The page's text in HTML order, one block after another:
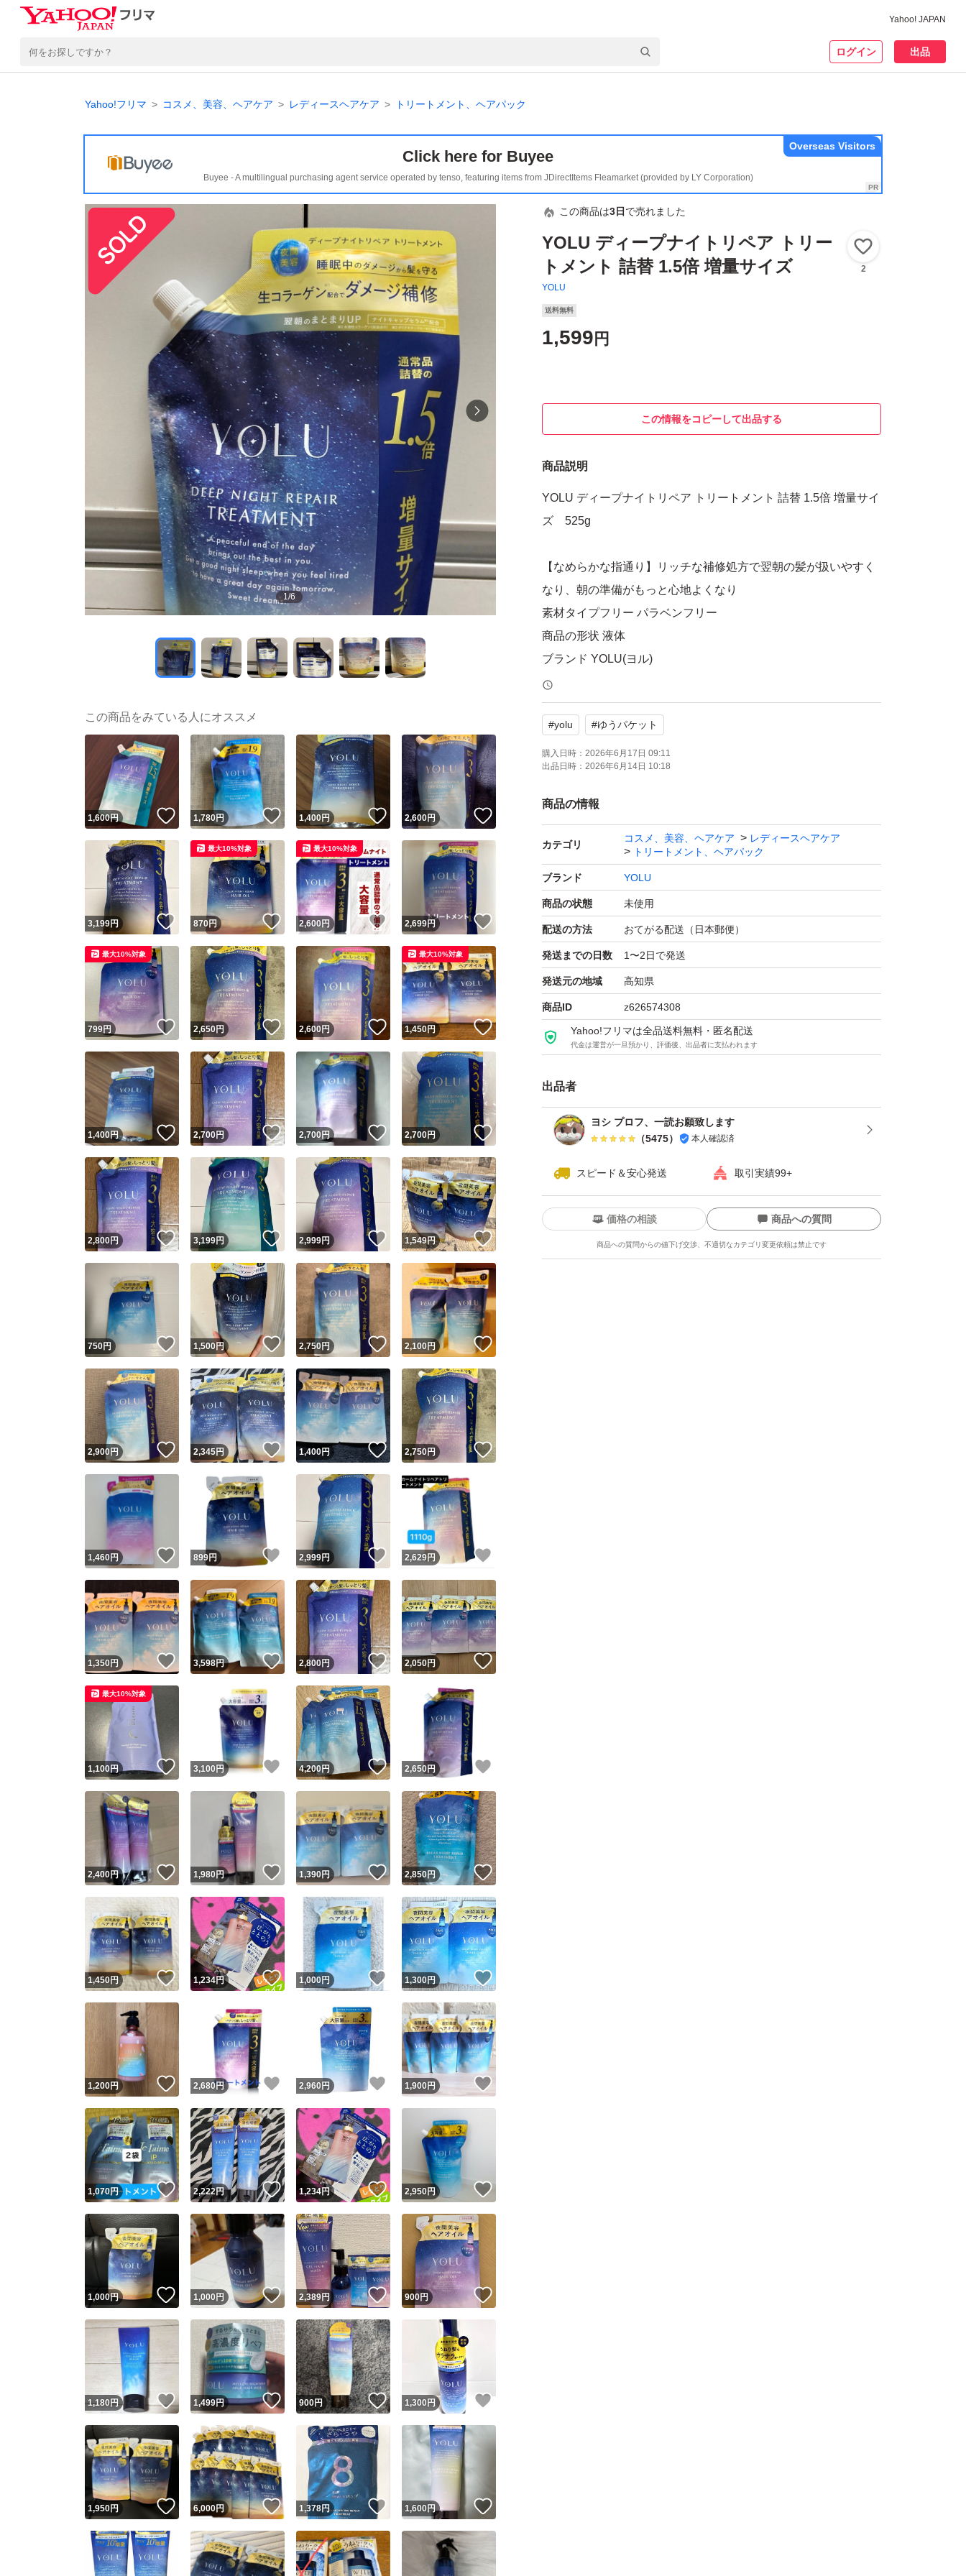
Yahoo! JAPAN
ログイン 出品
Yahoo!フリマ コスメ、美容、ヘアケア レディースヘアケア トリートメント、ヘアパック
Click here for Buyee
Buyee - A multilingual purchasing agent service operated by tenso, featuring items from JDirectItems Fleamarket (provided by LY Corporation)
Overseas Visitors
1/6
この商品は3日 で売れました
YOLU ディープナイトリペア トリー
トメント 詰替 1.5倍 増量サイズ
YOLU
2
送料無料
1,599 円
この情報をコピーして出品する
商品説明
YOLU ディープナイトリペア トリートメント 詰替 1.5倍 増量サイ
ズ 525g
【なめらかな指通り】リッチな補修処方で翌朝の髪が扱いやすく
なり、朝の準備がもっと心地よくなり
素材タイプフリー パラベンフリー
商品の形状 液体
ブランド YOLU(ヨル)
ヘアタイプ ダメージ
香り ディープナイトリペア
【成分】濃厚な毛髪集中補修。高保湿な生コラーゲンが髪の外側
をコーティングします。さらにCMC類似補修成分が蓄積したダメ
ージへ浸透し、髪の内側から毛先まで丁寧にケアします。
【処方】摩擦を防ぐナイトケア。ナイトキャップセラムが髪表面
により、寝ている間を深く濃密な美容タイムへと変えていきま
す。
【特徴】地肌の乾燥を集中ケア。夜間美容エキスであるクロノシ
ャルディとチャボトケイソウエキスを配合しました。ベルガモッ
トとムスクの香りが、安らぎたい夜のセルフケアを心地よく彩り
ます。
【対象】ひどく傷んだ髪のケア。カラーやブリーチを繰り返して
ダメージが蓄積した方に最適です。夜の間にしっかりと浄化し、
翌朝には扱いやすく、なめらかな指通りの髪を実感いただけま
送料無料 匿名配送
簡易梱包 ゆうパケット
必読！！
簡易梱包になります。
新品未開封ですが、店頭商品のためパッケージのスレ、小傷等あ
#yolu #ゆうパケット
購入日時： 2026年6月17日 09:11
出品日時： 2026年6月14日 10:18
商品の情報
カテゴリ
コスメ、美容、ヘアケア
レディースヘアケア
トリートメント、ヘアパック
ブランド YOLU
商品の状態 未使用
配送の方法 おてがる配送（日本郵便）
発送までの日数 1〜2日で発送
発送元の地域 高知県
商品ID z626574308
Yahoo!フリマは全品送料無料・匿名配送
代金は運営が一旦預かり、評価後、出品者に支払われます
出品者
ヨシ プロフ、一読お願致します
（5475） 本人確認済
スピード＆安心発送 取引実績99+
ユーザーの実績について
Yahoo!フリマが定めた一定の基準を満たしたユーザーにバッジを付与しています
安心取引出品者
安心取引出品者 Yahoo!フリマの基準をクリアした安心・安全なユーザーです
取引実績
取引実績◯+ このユーザーはYahoo!フリマの取引を完了させた実績があります
他フリマ実績◯+ このユーザーは他フリマサービスでの取引実績があります
スピード&安心発送
※このバッジは実績に基づく表示であり、発送を保証しているものではありません
スピード＆安心発送
このユーザーは高頻度で24時間以内＆設定した発送日数内に発送してい
スピード発送 このユーザーは高頻度で24時間以内に発送しています
安心発送 このユーザーは設定した発送日数内に発送しています
価格の相談 商品への質問
商品への質問からの値下げ交渉、不適切なカテゴリ変更依頼は禁止です
この商品の情報をコピーします
商品画像の 無断転載は禁止されています
コピーは1商品につき1回
出品ページへ
キャンセル
この商品をみている人にオススメ
1,600円 いいね！
1,780円 いいね！
1,400円 いいね！
2,600円
3,199円 いいね！
870円 いいね！
最大10%対象
2,600円 いいね！
最大10%対象
2,699円
799円 いいね！
最大10%対象
2,650円 いいね！
2,600円 いいね！
1,450円 いいね！
最大10%対象
1,400円 いいね！
2,700円 いいね！
2,700 円 いいね！
2,700円 いいね！
2,800円 いいね！
3,199円 いいね！
2,999円 いいね！
1,549円 いいね！
750円 いいね！
1,500円 いいね！
2,750円 いいね！
2,100円 いいね！
2,900円 いいね！
2,345円 いいね！
1,400円 いいね！
2,750円 いいね！
1,460円 いいね！
899円 いいね！
2,999円 いいね！
2,629円
1,350円 いいね！
3,598円 いいね！
2,800円 いいね！
2,050円
1,100円 いいね！
最大10%対象
3,100 円 いいね！
4,200円 いいね！
2,650円
2,400円 いいね！
1,980円 いいね！
1,390円 いいね！
2,850円 いいね！
1,450円 いいね！
1,234円 いいね！
1,000円 いいね！
1,300円 いいね！
1,200円 いいね！
2,680円 いいね！
2,960 円 いいね！
1,900円
1,070円 いいね！
2,222円 いいね！
1,234円 いいね！
2,950円 いいね！
1,000円 いいね！
1,000 円 いいね！
2,389円 いいね！
900円
1,180円 いいね！
1,499円 いいね！
900円 いいね！
1,300 円 いいね！
1,950円 いいね！
6,000円 いいね！
1,378円 いいね！
1,600円